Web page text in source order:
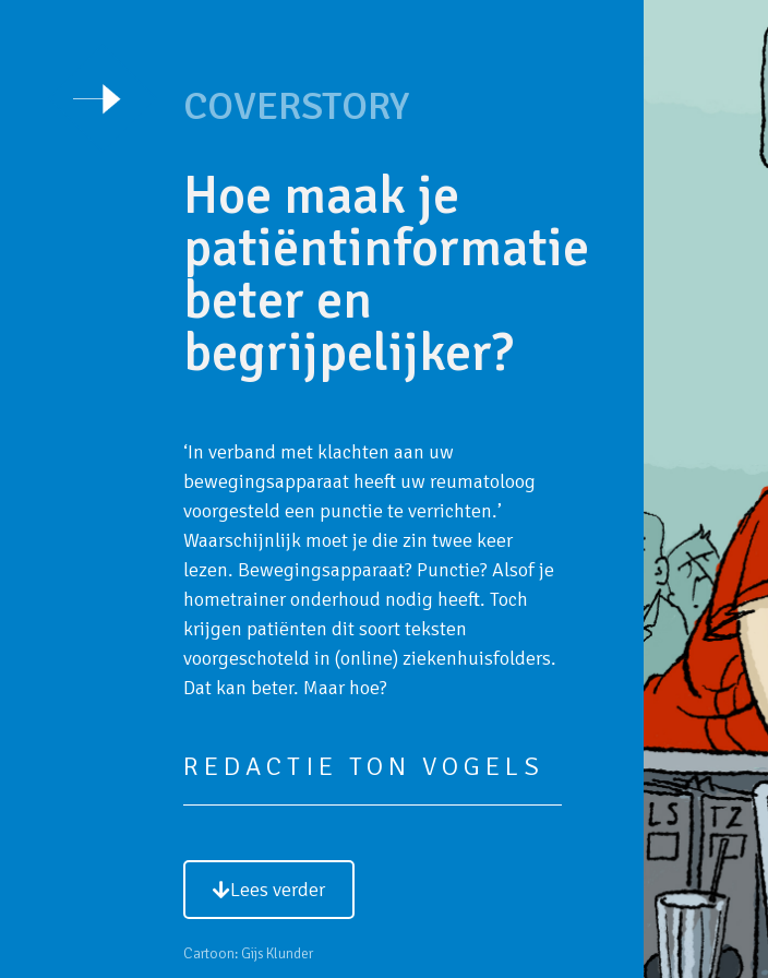
COVERSTORY
Hoe maak je
patiëntinformatie
beter en
begrijpelijker?
‘In verband met klachten aan uw
bewegingsapparaat heeft uw reumatoloog
voorgesteld een punctie te verrichten.’
Waarschijnlijk moet je die zin twee keer
lezen. Bewegingsapparaat? Punctie? Alsof je
hometrainer onderhoud nodig heeft. Toch
krijgen patiënten dit soort teksten
voorgeschoteld in (online) ziekenhuisfolders.
Dat kan beter. Maar hoe?
REDACTIE TON VOGELS
Lees verder
Cartoon: Gijs Klunder